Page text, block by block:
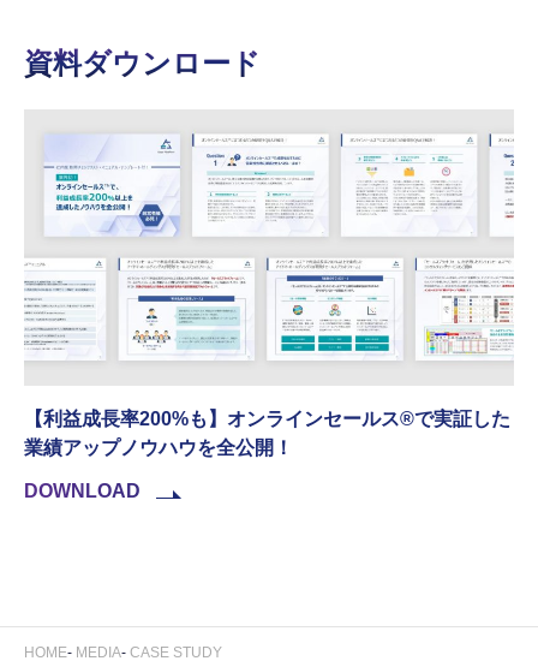
資料ダウンロード
【利益成長率200%も】オンラインセールス®︎で実証した
業績アップノウハウを全公開！
DOWNLOAD
HOME MEDIA CASE STUDY